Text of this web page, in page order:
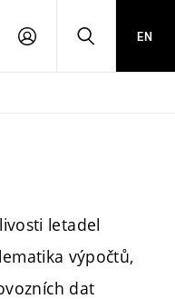
PŘIHLÁŠENÍHLEDAT
EN
letadel
výpočtů,
dat